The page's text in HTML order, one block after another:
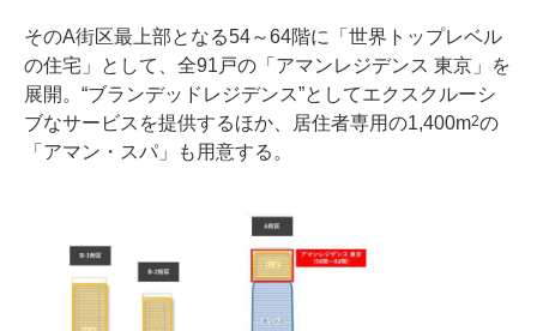
そのA街区最上部となる54～64階に「世界トップレベル
の住宅」として、全91戸の「アマンレジデンス 東京」を
展開。“ブランデッドレジデンス”としてエクスクルーシ
ブなサービスを提供するほか、居住者専用の1,400m2の
「アマン・スパ」も用意する。